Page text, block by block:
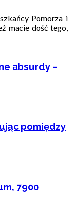
Pomorza i
macie dość tego,
absurdy –
pomiędzy
7900